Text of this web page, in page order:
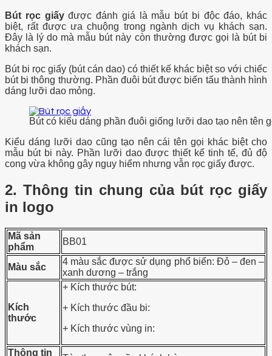
Bút rọc giấyđược đánh giá là mẫu bút bi độc đáo, khác
biệt, rất được ưa chuộng trong ngành dịch vụ khách sạn.
Đây là lý do mà mẫu bút này còn thường được gọi là bút bi
khách sạn.
Bút bi rọc giấy (bút cán dao) có thiết kế khác biệt so với chiếc
bút bi thông thường. Phần đuôi bút được biến tấu thành hình
dáng lưỡi dao mỏng.
Bút có kiểu dáng phần đuôi giống lưỡi dao tạo nên tên
Kiểu dáng lưỡi dao cũng tạo nên cái tên gọi khác biệt cho
mẫu bút bi này. Phần lưỡi dao được thiết kế tinh tế, đủ độ
cong vừa không gây nguy hiểm nhưng vẫn rọc giấy được.
2. Thông tin chung của bút rọc giấy
in logo
Mã sản
phẩm
BB01
Màu sắc
4 màu sắc được sử dụng phổ biến: Đỏ – đen –
xanh dương – trắng
Kích
thước
+ Kích thước bút:
+ Kích thước đầu bi:
+ Kích thước vùng in:
Thông tin